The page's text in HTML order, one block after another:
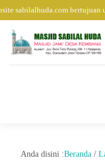
sabilalhuda.com bertujuan
Anda disini :Beranda/